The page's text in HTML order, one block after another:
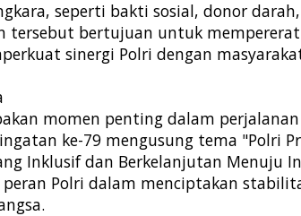
seperti bakti sosial, donor
tersebut bertujuan untuk
sinergi Polri dengan
momen penting dalam
ke-79 mengusung tema "Polri
Inklusif dan Berkelanjutan Menuju
Polri dalam menciptakan